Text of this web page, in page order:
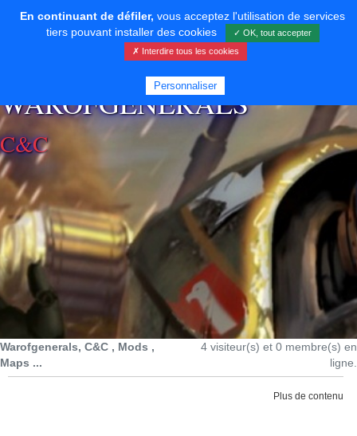
⚡ SOUTENIR LE DÉVELOPPEMENT
WAROFGENERALS
C&C
Warofgenerals, C&C , Mods ,
Maps ...
4 visiteur(s) et 0 membre(s) en
ligne.
Plus de contenu
En continuant de défiler, vous acceptez l'utilisation de services
tiers pouvant installer des cookies
✓ OK, tout accepter
✗ Interdire tous les cookies
Personnaliser